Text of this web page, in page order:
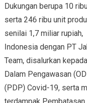
Dukungan berupa 10
serta 246 ribu unit
senilai 1,7 miliar
Indonesia dengan PT
Team, disalurkan
Dalam Pengawasan
(PDP) Covid-19, serta